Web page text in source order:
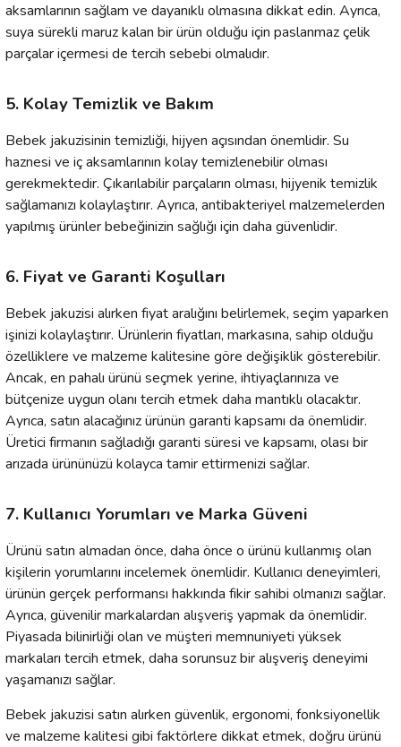
aksamlarının sağlam ve dayanıklı olmasına dikkat edin. Ayrıca,
suya sürekli maruz kalan bir ürün olduğu için paslanmaz çelik
parçalar içermesi de tercih sebebi olmalıdır.
5. Kolay Temizlik ve Bakım
Bebek jakuzisinin temizliği, hijyen açısından önemlidir. Su
haznesi ve iç aksamlarının kolay temizlenebilir olması
gerekmektedir. Çıkarılabilir parçaların olması, hijyenik temizlik
sağlamanızı kolaylaştırır. Ayrıca, antibakteriyel malzemelerden
yapılmış ürünler bebeğinizin sağlığı için daha güvenlidir.
6. Fiyat ve Garanti Koşulları
Bebek jakuzisi alırken fiyat aralığını belirlemek, seçim yaparken
işinizi kolaylaştırır. Ürünlerin fiyatları, markasına, sahip olduğu
özelliklere ve malzeme kalitesine göre değişiklik gösterebilir.
Ancak, en pahalı ürünü seçmek yerine, ihtiyaçlarınıza ve
bütçenize uygun olanı tercih etmek daha mantıklı olacaktır.
Ayrıca, satın alacağınız ürünün garanti kapsamı da önemlidir.
Üretici firmanın sağladığı garanti süresi ve kapsamı, olası bir
arızada ürününüzü kolayca tamir ettirmenizi sağlar.
7. Kullanıcı Yorumları ve Marka Güveni
Ürünü satın almadan önce, daha önce o ürünü kullanmış olan
kişilerin yorumlarını incelemek önemlidir. Kullanıcı deneyimleri,
ürünün gerçek performansı hakkında fikir sahibi olmanızı sağlar.
Ayrıca, güvenilir markalardan alışveriş yapmak da önemlidir.
Piyasada bilinirliği olan ve müşteri memnuniyeti yüksek
markaları tercih etmek, daha sorunsuz bir alışveriş deneyimi
yaşamanızı sağlar.
Bebek jakuzisi satın alırken güvenlik, ergonomi, fonksiyonellik
ve malzeme kalitesi gibi faktörlere dikkat etmek, doğru ürünü